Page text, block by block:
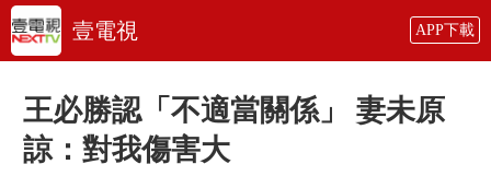
壹電視 APP下載
王必勝認「不適當關係」 妻未原
諒：對我傷害大